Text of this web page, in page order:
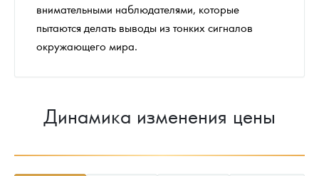
внимательными наблюдателями, которые
пытаются делать выводы из тонких сигналов
окружающего мира.
Динамика изменения цены